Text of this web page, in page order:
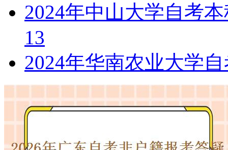
2024年中山大学自考
13
2024年华南农业大学